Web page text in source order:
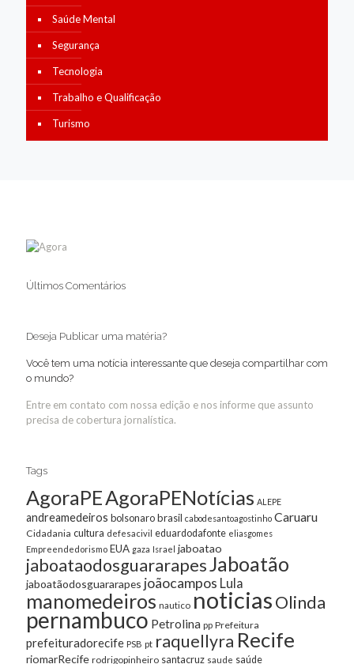
Saúde Mental
Segurança
Tecnologia
Trabalho e Qualificação
Turismo
Últimos Comentários
Deseja Publicar uma matéria?
Você tem uma notícia interessante que deseja compartilhar com
o mundo?
Entre em contato com nossa edição e nos informe que assunto
precisa de cobertura jornalística.
Tags
AgoraPEAgoraPENotícias ALEPE
andreamedeiros bolsonarobrasil cabodesantoagostinho Caruaru
Cidadania cultura defesacivil eduardodafonte eliasgomes
Empreendedorismo EUA gaza Israel jaboatao
jaboataodosguararapesJaboatão
jaboatãodosguararapes joãocampos Lula
manomedeiros nautico noticiasOlinda
pernambuco Petrolina pp Prefeitura
prefeituradorecife PSB pt raquellyra Recife
riomarRecife rodrigopinheiro santacruz saude saúde